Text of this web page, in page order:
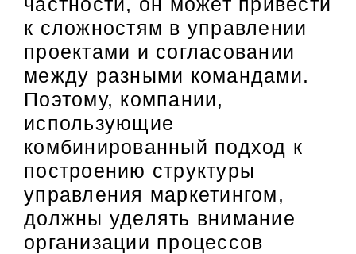
к сложностям в управлении
проектами и согласовании
между разными командами.
Поэтому, компании,
использующие
комбинированный подход к
построению структуры
управления маркетингом,
должны уделять внимание
организации процессов